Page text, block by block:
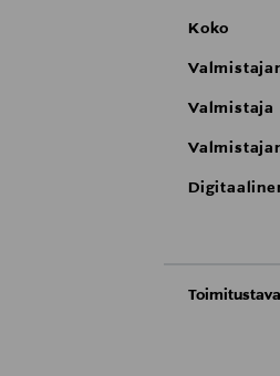
Koko
Valmistaja